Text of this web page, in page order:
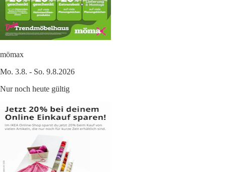
mömax
Mo. 3.8. - So. 9.8.2026
Nur noch heute gültig